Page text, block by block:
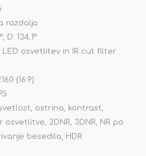
razdalja
D: 134,1°
LED osvetlitev in IR cut filter
(16:9)
ostrina, kontrast,
2DNR, 3DNR, NR po
besedila, HDR